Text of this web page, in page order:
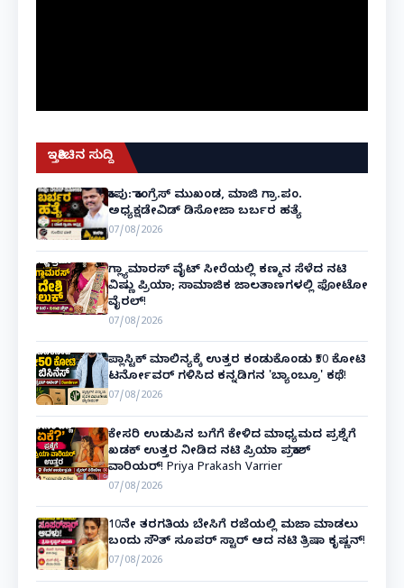
ಇತ್ತೀಚಿನ ಸುದ್ದಿ
ಕಾಪು: ಕಾಂಗ್ರೆಸ್ ಮುಖಂಡ, ಮಾಜಿ ಗ್ರಾ.ಪಂ.
ಅಧ್ಯಕ್ಷಡೇವಿಡ್ ಡಿಸೋಜಾ ಬರ್ಬರ ಹತ್ಯೆ
07/08/2026
ಗ್ಲ್ಯಾಮಾರಸ್ ವೈಟ್‌ ಸೀರೆಯಲ್ಲಿ ಕಣ್ಮನ ಸೆಳೆದ ನಟಿ
ವಿಷ್ಣು ಪ್ರಿಯಾ; ಸಾಮಾಜಿಕ ಜಾಲತಾಣಗಳಲ್ಲಿ ಫೋಟೋ
ವೈರಲ್!
07/08/2026
ಪ್ಲಾಸ್ಟಿಕ್ ಮಾಲಿನ್ಯಕ್ಕೆ ಉತ್ತರ ಕಂಡುಕೊಂಡು ₹50 ಕೋಟಿ
ಟರ್ನೋವರ್ ಗಳಿಸಿದ ಕನ್ನಡಿಗನ 'ಬ್ಯಾಂಬ್ರೂ' ಕಥೆ!
07/08/2026
ಕೇಸರಿ ಉಡುಪಿನ ಬಗೆಗೆ ಕೇಳಿದ ಮಾಧ್ಯಮದ ಪ್ರಶ್ನೆಗೆ
ಖಡಕ್ ಉತ್ತರ ನೀಡಿದ ನಟಿ ಪ್ರಿಯಾ ಪ್ರಕಾಶ್
ವಾರಿಯರ್! Priya Prakash Varrier
07/08/2026
10ನೇ ತರಗತಿಯ ಬೇಸಿಗೆ ರಜೆಯಲ್ಲಿ ಮಜಾ ಮಾಡಲು
ಬಂದು ಸೌತ್ ಸೂಪರ್ ಸ್ಟಾರ್ ಆದ ನಟಿ ತ್ರಿಷಾ ಕೃಷ್ಣನ್!
07/08/2026